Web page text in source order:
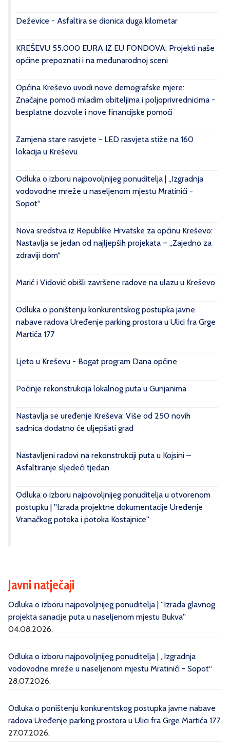
Deževice - Asfaltira se dionica duga kilometar
KREŠEVU 55.000 EURA IZ EU FONDOVA: Projekti naše
općine prepoznati i na međunarodnoj sceni
Općina Kreševo uvodi nove demografske mjere:
Značajne pomoći mladim obiteljima i poljoprivrednicima -
besplatne dozvole i nove financijske pomoći
Zamjena stare rasvjete - LED rasvjeta stiže na 160
lokacija u Kreševu
Odluka o izboru najpovoljnijeg ponuditelja | „Izgradnja
vodovodne mreže u naseljenom mjestu Mratinići -
Sopot“
Nova sredstva iz Republike Hrvatske za općinu Kreševo:
Nastavlja se jedan od najljepših projekata – „Zajedno za
zdraviji dom“
Marić i Vidović obišli završene radove na ulazu u Kreševo
Odluka o poništenju konkurentskog postupka javne
nabave radova Uređenje parking prostora u Ulici fra Grge
Martića 177
Ljeto u Kreševu - Bogat program Dana općine
Počinje rekonstrukcija lokalnog puta u Gunjanima
Nastavlja se uređenje Kreševa: Više od 250 novih
sadnica dodatno će uljepšati grad
Nastavljeni radovi na rekonstrukciji puta u Kojsini –
Asfaltiranje sljedeći tjedan
Odluka o izboru najpovoljnijeg ponuditelja u otvorenom
postupku | ''Izrada projektne dokumentacije Uređenje
Vranačkog potoka i potoka Kostajnice''
Javni natječaji
Odluka o izboru najpovoljnijeg ponuditelja | ''Izrada glavnog
projekta sanacije puta u naseljenom mjestu Bukva''
04.08.2026.
Odluka o izboru najpovoljnijeg ponuditelja | „Izgradnja
vodovodne mreže u naseljenom mjestu Mratinići - Sopot“
28.07.2026.
Odluka o poništenju konkurentskog postupka javne nabave
radova Uređenje parking prostora u Ulici fra Grge Martića 177
27.07.2026.